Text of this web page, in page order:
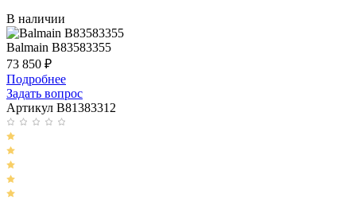
В наличии
Balmain B83583355
73 850 ₽
Подробнее
Задать вопрос
Артикул B81383312